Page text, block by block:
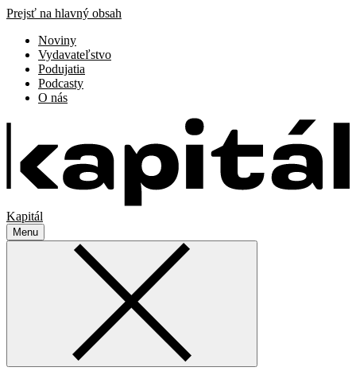
Prejsť na hlavný obsah
Noviny
Vydavateľstvo
Podujatia
Podcasty
O nás
Kapitál
Menu